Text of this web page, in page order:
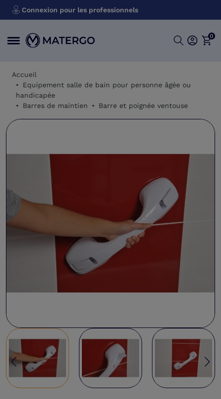
Connexion pour les professionnels
0
Accueil
Equipement salle de bain pour personne âgée ou
handicapée
Barres de maintien
Barre et poignée ventouse